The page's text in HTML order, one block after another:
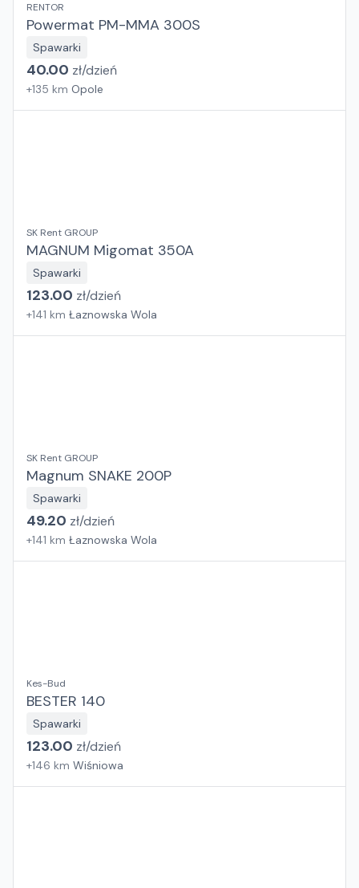
RENTOR
Powermat PM-MMA 300S
Spawarki
40.00 zł/dzień
+135 km Opole
SK Rent GROUP
MAGNUM Migomat 350A
Spawarki
123.00 zł/dzień
+141 km Łaznowska Wola
SK Rent GROUP
Magnum SNAKE 200P
Spawarki
49.20 zł/dzień
+141 km Łaznowska Wola
Kes-Bud
BESTER 140
Spawarki
123.00 zł/dzień
+146 km Wiśniowa